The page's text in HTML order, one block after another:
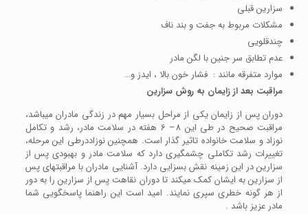
سزارین قبلی
مشکلات مربوط به جفت و بند ناف
چندقلویی
عدم تطابق سر جنین با لگن مادر
موارد متفرقه مانند : فشار خون بالا ، ایدز و…
مراقبت بعد از زایمان به روش سزارین
دوران پس از زایمان یکی از مراحل بسیار مهم در زندگی مادران می­باشد،
مراقبت صحیح در طی این 8– 6 هفته در سلامت مادر، رشد و تکامل
نوزاد و سلامت خانواده تاثیر گذار است. همچنین نوزاددرطی این مرحله،
تغییرات رشد تکاملی چشمگیری دارد که سلامت مادر و بهبودی پس از
سزارین در این زمینه نقش بسزایی دارد. آشنایی مادران با مراقبت­های پس
از سزارین به ایشان کمک می­کند تا دوران نقاهت پس از سزارین را به دور
از هر گونه خطری سپری نمایند. امید است این راهنما پاسخگویی شما
مادر عزیز باشد .